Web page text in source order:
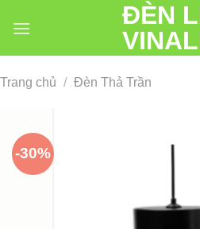
đến
ĐÈN
Trang chủ / Đèn Thả Trần
-30%